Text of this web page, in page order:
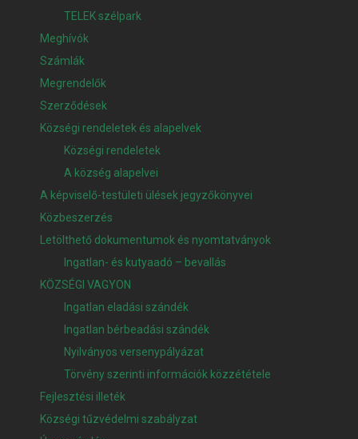
TELEK szélpark
Meghívók
Számlák
Megrendelők
Szerződések
Községi rendeletek és alapelvek
Községi rendeletek
A község alapelvei
A képviselő-testületi ülések jegyzőkönyvei
Közbeszerzés
Letölthető dokumentumok és nyomtatványok
Ingatlan- és kutyaadó – bevallás
KÖZSÉGI VAGYON
Ingatlan eladási szándék
Ingatlan bérbeadási szándék
Nyilványos versenypályázat
Törvény szerinti információk közzététele
Fejlesztési illeték
Községi tűzvédelmi szabályzat